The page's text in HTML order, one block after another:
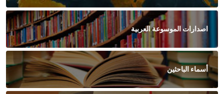
اصدارات الموسوعة العربية
أسماء الباحثين